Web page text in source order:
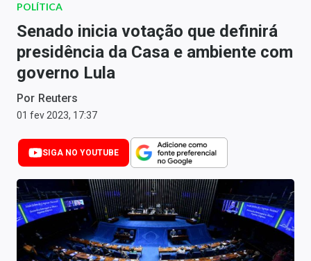
Newsletters
Money Trader
Anuncie
Últimas Notícias
Newsletters
Cotações
Comprar ou vender?
Carteiras Recomendadas
POLÍTICA
Senado inicia votação que definirá
presidência da Casa e ambiente com
governo Lula
Por Reuters
01 fev 2023, 17:37
SIGA NO YOUTUBE